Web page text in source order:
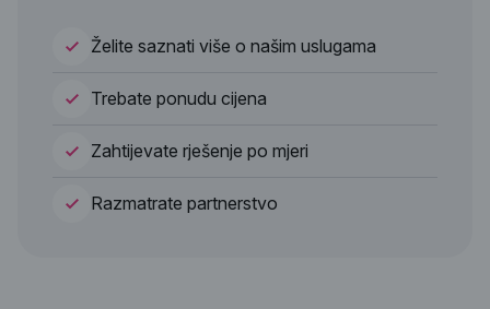
Želite saznati više o našim uslugama
Trebate ponudu cijena
Zahtijevate rješenje po mjeri
Razmatrate partnerstvo